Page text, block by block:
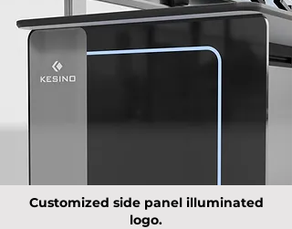
Customized side panel illuminated
logo.